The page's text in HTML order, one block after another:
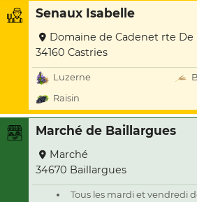
Senaux Isabelle
Domaine de Cadenet rte
34160 Castries
Luzerne
Raisin
Marché de Baillargues
Marché
34670 Baillargues
Tous les mardi et vendredi